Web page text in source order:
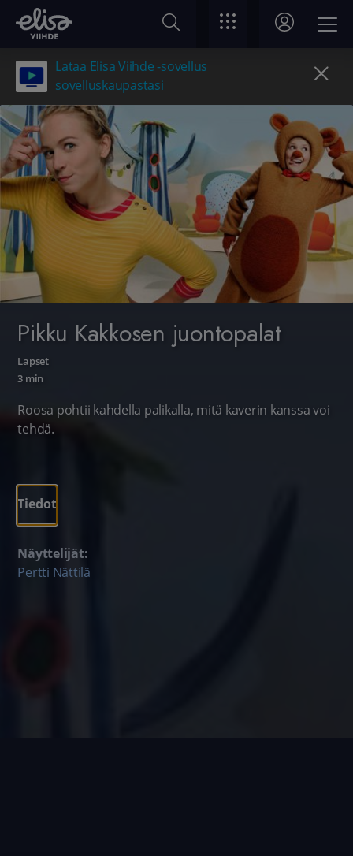
Lataa Elisa Viihde -sovellus
sovelluskaupastasi
Pikku Kakkosen juontopalat
Lapset
3 min
Roosa pohtii kahdella palikalla, mitä kaverin kanssa voi
tehdä.
Tiedot
Näyttelijät:
Pertti Nättilä